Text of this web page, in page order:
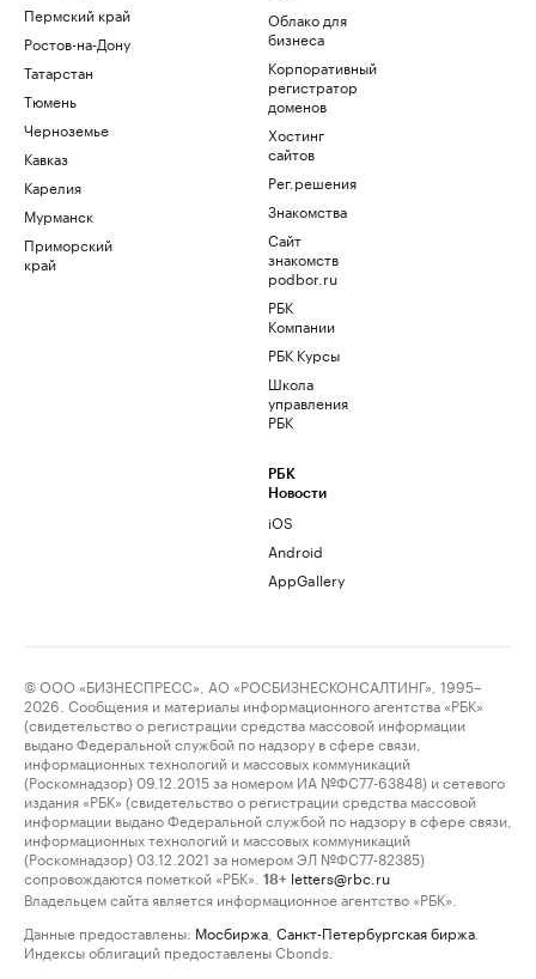
Пермский край
Ростов-на-Дону
Татарстан
Тюмень
Черноземье
Кавказ
Карелия
Мурманск
Приморский
край
Облако для
бизнеса
Корпоративный
регистратор
доменов
Хостинг
сайтов
Рег.решения
Знакомства
Сайт
знакомств
podbor.ru
РБК
Компании
РБК Курсы
Школа
управления
РБК
РБК
Новости
iOS
Android
AppGallery
© ООО «БИЗНЕСПРЕСС», АО «РОСБИЗНЕСКОНСАЛТИНГ», 1995–
2026. Сообщения и материалы информационного агентства «РБК»
(свидетельство о регистрации средства массовой информации
выдано Федеральной службой по надзору в сфере связи,
информационных технологий и массовых коммуникаций
(Роскомнадзор) 09.12.2015 за номером ИА №ФС77-63848) и сетевого
издания «РБК» (свидетельство о регистрации средства массовой
информации выдано Федеральной службой по надзору в сфере связи,
информационных технологий и массовых коммуникаций
(Роскомнадзор) 03.12.2021 за номером ЭЛ №ФС77-82385)
сопровождаются пометкой «РБК».
18+ letters@rbc.ru
Владельцем сайта является информационное агентство «РБК».
Данные предоставлены: Мосбиржа Санкт-Петербургская биржа
Индексы облигаций предоставлены Cbonds.